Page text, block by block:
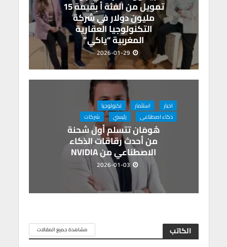
تمويل من الفئة أ بقيمة 15
مليون دولار في شركة
التكنولوجيا العقارية
المغربية “ياكي”
2026-01-29
اخبار استثمار
تكنولوجيا
ذكاء اصطناعى
رئيسي شركات
هُومَان تتسلم أول شحنة
من أحدث رقاقات الذكاء
الاصطناعي من NVIDIA
2026-01-03
الكاتب مشاهدة جميع المقالات